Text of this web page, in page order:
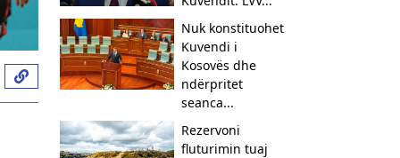
Nuk konstituohet
Kuvendi i
Kosovës dhe
ndërpritet
seanca...
Rezervoni
fluturimin tuaj